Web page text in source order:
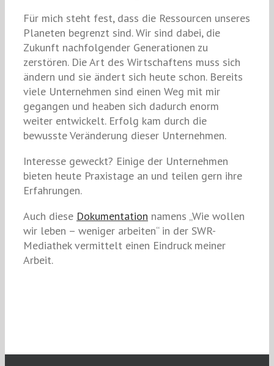
Für mich steht fest, dass die Ressourcen unseres
Planeten begrenzt sind. Wir sind dabei, die
Zukunft nachfolgender Generationen zu
zerstören. Die Art des Wirtschaftens muss sich
ändern und sie ändert sich heute schon. Bereits
viele Unternehmen sind einen Weg mit mir
gegangen und heaben sich dadurch enorm
weiter entwickelt. Erfolg kam durch die
bewusste Veränderung dieser Unternehmen.
Interesse geweckt? Einige der Unternehmen
bieten heute Praxistage an und teilen gern ihre
Erfahrungen.
Auch diese Dokumentation namens „Wie wollen
wir leben – weniger arbeiten“ in der SWR-
Mediathek vermittelt einen Eindruck meiner
Arbeit.